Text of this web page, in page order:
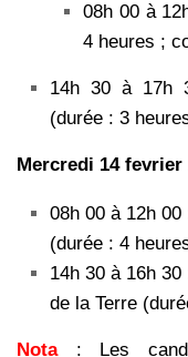
08h 00 à
4 heures ;
14h 30 à 17h
(durée : 3
Mercredi 14 fevrier
08h 00 à 12h
(durée : 4
14h 30 à 16h
de la Terre
Nota : Les